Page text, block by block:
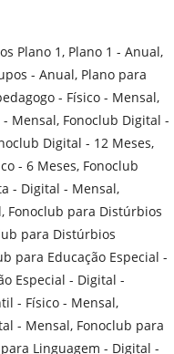
Plano 1, Plano 1 - Anual,
- Anual, Plano para
- Físico - Mensal,
Mensal, Fonoclub Digital -
Digital - 12 Meses,
- 6 Meses, Fonoclub
- Digital - Mensal,
Fonoclub para Distúrbios
para Distúrbios
para Educação Especial -
Especial - Digital -
- Físico - Mensal,
- Mensal, Fonoclub para
Linguagem - Digital -